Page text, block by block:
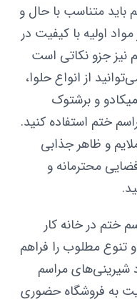
متناسب با حال و
اولیه با کیفیت در
نیز جزو نکاتی است
از انواع حلوا،
و برشتوک
ختم استفاده کنید.
و ظاهر جذابی
محترمانه و
ختم در خانه کار
تنوع مطلوب را فراهم
شیرینی‌های مراسم
به فروشگاه حضوری